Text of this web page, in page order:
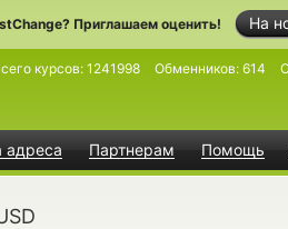
На
Приглашаем оценить!
адреса Партнерам Помощь
курсов: 1241998 Обменников: 614